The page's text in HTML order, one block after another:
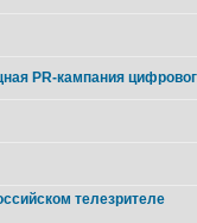
PR-кампания
телезрителе